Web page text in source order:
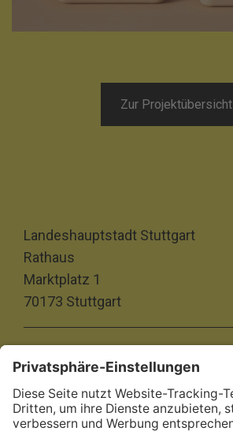
Zur Projektübersicht
Landeshauptstadt Stuttgart
Rathaus
Marktplatz 1
70173 Stuttgart